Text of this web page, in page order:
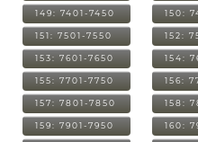
149: 7401-7450 150:
151: 7501-7550 152:
153: 7601-7650 154:
155: 7701-7750 156:
157: 7801-7850 158:
159: 7901-7950 160: